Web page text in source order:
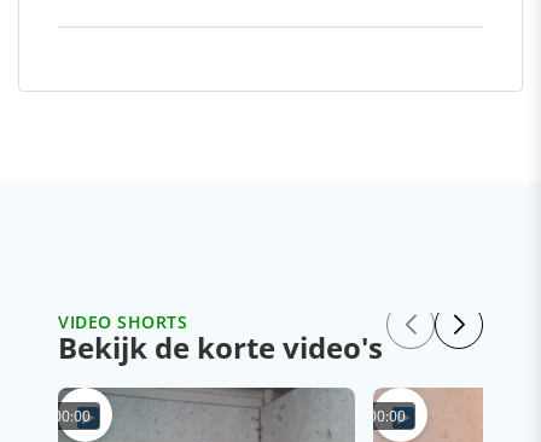
VIDEO SHORTS
Bekijk de korte video's
00:00 00:00